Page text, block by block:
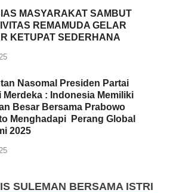
MASYARAKAT SAMBUT
REMAMUDA GELAR
KETUPAT SEDERHANA
Nasomal Presiden Partai
Merdeka : Indonesia Memiliki
Besar Bersama Prabowo
Menghadapi Perang Global
2025
SULEMAN BERSAMA ISTRI